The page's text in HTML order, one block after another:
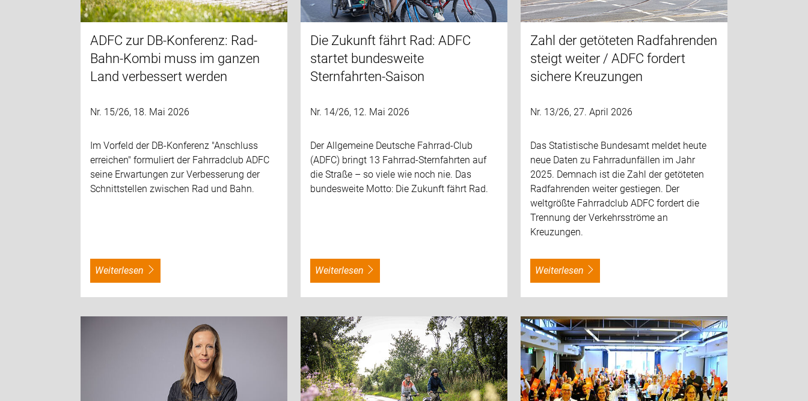
ADFC zur DB-Konferenz: Rad-
Bahn-Kombi muss im ganzen
Land verbessert werden
Nr. 15/26, 18. Mai 2026
Im Vorfeld der DB-Konferenz "Anschluss
erreichen" formuliert der Fahrradclub ADFC
seine Erwartungen zur Verbesserung der
Schnittstellen zwischen Rad und Bahn.
weiterlesen
Die Zukunft fährt Rad: ADFC
startet bundesweite
Sternfahrten-Saison
Nr. 14/26, 12. Mai 2026
Der Allgemeine Deutsche Fahrrad-Club
(ADFC) bringt 13 Fahrrad-Sternfahrten auf
die Straße – so viele wie noch nie. Das
bundesweite Motto: Die Zukunft fährt Rad.
weiterlesen
Zahl der getöteten Radfahrenden
steigt weiter / ADFC fordert
sichere Kreuzungen
Nr. 13/26, 27. April 2026
Das Statistische Bundesamt meldet heute
neue Daten zu Fahrradunfällen im Jahr
2025. Demnach ist die Zahl der getöteten
Radfahrenden weiter gestiegen. Der
weltgrößte Fahrradclub ADFC fordert die
Trennung der Verkehrsströme an
Kreuzungen.
weiterlesen